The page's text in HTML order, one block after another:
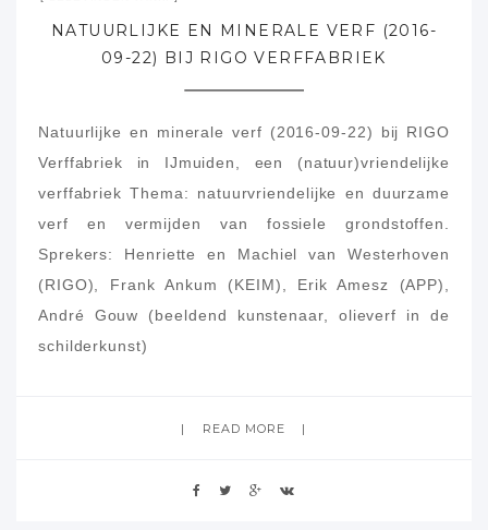
NATUURLIJKE EN MINERALE VERF (2016-
09-22) BIJ RIGO VERFFABRIEK
Natuurlijke en minerale verf (2016-09-22) bij RIGO
Verffabriek in IJmuiden, een (natuur)vriendelijke
verffabriek Thema: natuurvriendelijke en duurzame
verf en vermijden van fossiele grondstoffen.
Sprekers: Henriette en Machiel van Westerhoven
(RIGO), Frank Ankum (KEIM), Erik Amesz (APP),
André Gouw (beeldend kunstenaar, olieverf in de
schilderkunst)
READ MORE